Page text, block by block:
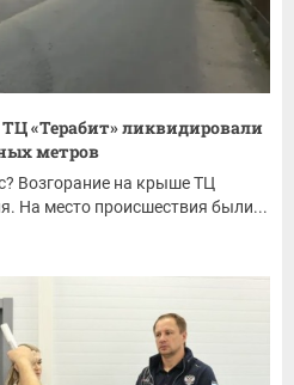
«Терабит» ликвидировали
метров
Возгорание на крыше ТЦ
На место происшествия были...